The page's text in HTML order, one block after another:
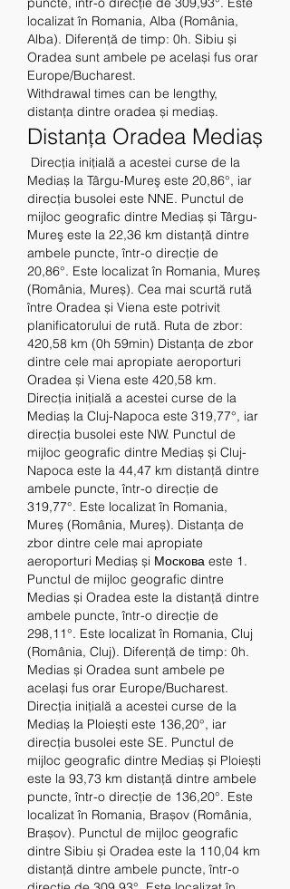
localizat în Romania, Alba (România,
Alba). Diferență de timp: 0h. Sibiu și
Oradea sunt ambele pe același fus orar
Europe/Bucharest.
Withdrawal times can be lengthy,
distanța dintre oradea și mediaș.
Distanța Oradea Mediaș
Mediaș la Târgu-Mureş este 20,86°, iar
direcția busolei este NNE. Punctul de
mijloc geografic dintre Mediaș și Târgu-
Mureş este la 22,36 km distanță dintre
ambele puncte, într-o direcție de
20,86°. Este localizat în Romania, Mureș
(România, Mureș). Cea mai scurtă rută
între Oradea și Viena este potrivit
planificatorului de rută. Ruta de zbor:
420,58 km (0h 59min) Distanța de zbor
dintre cele mai apropiate aeroporturi
Oradea și Viena este 420,58 km.
Direcția inițială a acestei curse de la
Mediaș la Cluj-Napoca este 319,77°, iar
direcția busolei este NW. Punctul de
mijloc geografic dintre Mediaș și Cluj-
Napoca este la 44,47 km distanță dintre
ambele puncte, într-o direcție de
319,77°. Este localizat în Romania,
Mureș (România, Mureș). Distanța de
zbor dintre cele mai apropiate
aeroporturi Mediaș și Москова este 1.
Punctul de mijloc geografic dintre
Medias și Oradea este la distanță dintre
ambele puncte, într-o direcție de
298,11°. Este localizat în Romania, Cluj
(România, Cluj). Diferență de timp: 0h.
Medias și Oradea sunt ambele pe
același fus orar Europe/Bucharest.
Direcția inițială a acestei curse de la
Mediaș la Ploiești este 136,20°, iar
direcția busolei este SE. Punctul de
mijloc geografic dintre Mediaș și Ploiești
este la 93,73 km distanță dintre ambele
puncte, într-o direcție de 136,20°. Este
localizat în Romania, Brașov (România,
Brașov). Punctul de mijloc geografic
dintre Sibiu și Oradea este la 110,04 km
distanță dintre ambele puncte, într-o